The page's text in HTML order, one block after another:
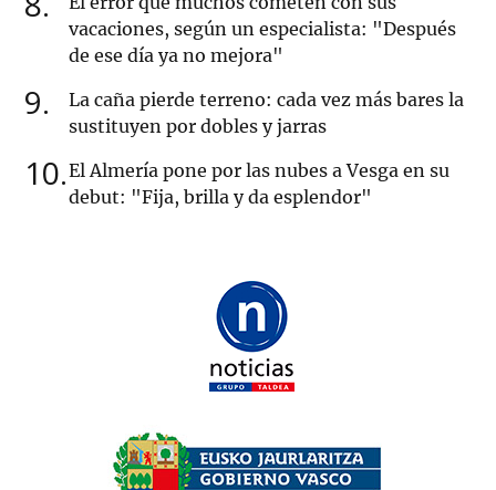
vacaciones, según un especialista: "Después
de ese día ya no mejora"
9
La caña pierde terreno: cada vez más bares la
sustituyen por dobles y jarras
10 El Almería pone por las nubes a Vesga en su
debut: "Fija, brilla y da esplendor"